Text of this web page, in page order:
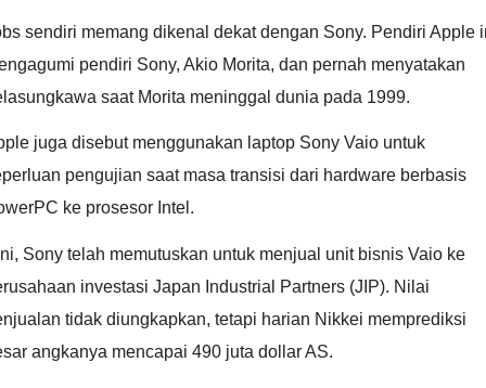
sendiri memang dikenal dekat dengan Sony. Pendiri Apple
pendiri Sony, Akio Morita, dan pernah menyatakan
saat Morita meninggal dunia pada 1999.
juga disebut menggunakan laptop Sony Vaio untuk
pengujian saat masa transisi dari hardware berbasis
ke prosesor Intel.
Sony telah memutuskan untuk menjual unit bisnis Vaio ke
investasi Japan Industrial Partners (JIP). Nilai
tidak diungkapkan, tetapi harian Nikkei memprediksi
angkanya mencapai 490 juta dollar AS.